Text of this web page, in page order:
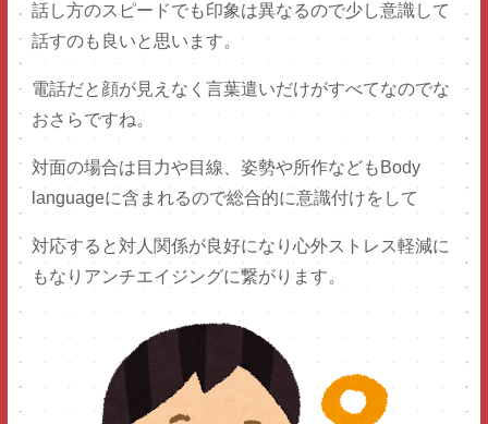
院長のごあいさつ
医師紹介
院内環境
NEWS
院長ブログ
中目黒
話し方のスピードでも印象は異なるので少し意識して
話すのも良いと思います。
電話だと顔が見えなく言葉遣いだけがすべてなのでな
おさらですね。
対面の場合は目力や目線、姿勢や所作などもBody
languageに含まれるので総合的に意識付けをして
対応すると対人関係が良好になり心外ストレス軽減に
もなりアンチエイジングに繋がります。